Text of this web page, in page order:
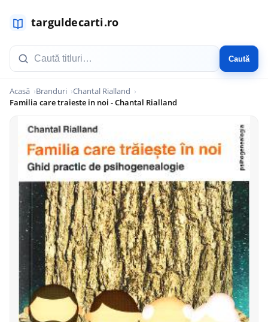
Caută
Acasă Branduri Chantal Rialland
Familia care traieste in noi - Chantal Rialland